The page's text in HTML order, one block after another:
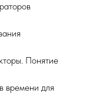
Понятие
времени для